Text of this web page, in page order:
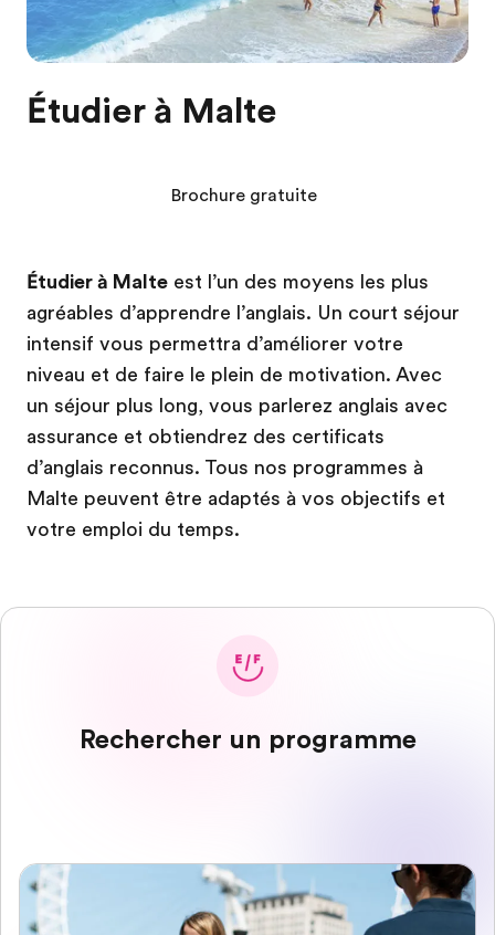
Étudier à Malte
Étudier à Malte est l’un des moyens les plus
agréables d’apprendre l’anglais. Un court séjour
intensif vous permettra d’améliorer votre
niveau et de faire le plein de motivation. Avec
un séjour plus long, vous parlerez anglais avec
assurance et obtiendrez des certificats
d’anglais reconnus. Tous nos programmes à
Malte peuvent être adaptés à vos objectifs et
votre emploi du temps.
Brochure gratuite
Rechercher un programme